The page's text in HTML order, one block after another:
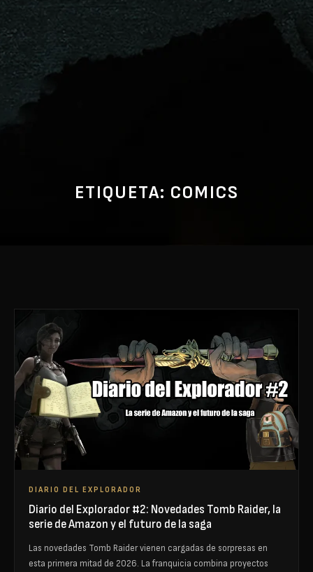
ETIQUETA: COMICS
DIARIO DEL EXPLORADOR
Diario del Explorador #2: Novedades Tomb Raider, la
serie de Amazon y el futuro de la saga
Las novedades Tomb Raider vienen cargadas de sorpresas en
esta primera mitad de 2026. La franquicia combina proyectos